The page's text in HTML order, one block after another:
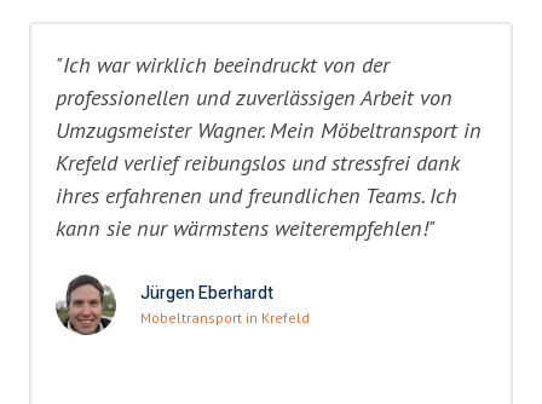
"Ich war wirklich beeindruckt von der
professionellen und zuverlässigen Arbeit von
Umzugsmeister Wagner. Mein Möbeltransport in
Krefeld verlief reibungslos und stressfrei dank
ihres erfahrenen und freundlichen Teams. Ich
kann sie nur wärmstens weiterempfehlen!"
Jürgen Eberhardt
Möbeltransport in Krefeld